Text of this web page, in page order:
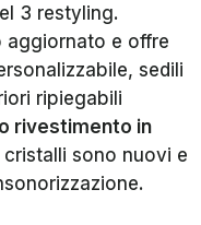
3 restyling.
aggiornato e offre
sedili
ripiegabili
rivestimento in
cristalli sono nuovi e